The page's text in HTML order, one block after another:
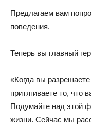
Предлагаем вам
поведения.
Теперь вы главный
«Когда вы
притягиваете то, что
Подумайте над этой
жизни. Сейчас мы